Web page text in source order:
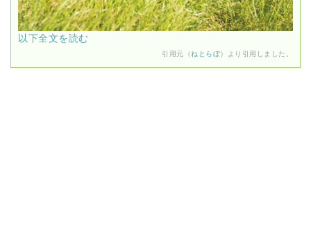
以下全文を読む
引用元（ねとらぼ）より引用しました。